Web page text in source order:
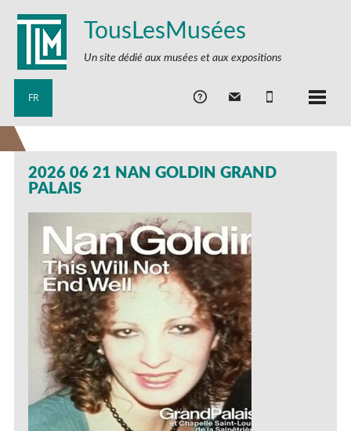
TousLesMusées
Un site dédié aux musées et aux expositions
FR
2026 06 21 NAN GOLDIN GRAND
PALAIS